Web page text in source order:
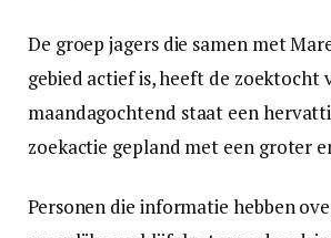
De groep jagers die samen met
gebied actief is, heeft de zoektocht
maandagochtend staat een
zoekactie gepland met een groter
Personen die informatie hebben